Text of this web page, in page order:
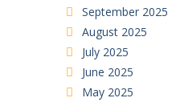
September 2025
August 2025
July 2025
June 2025
May 2025